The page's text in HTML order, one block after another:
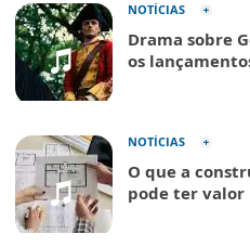
NOTÍCIAS
Drama sobre
os
NOTÍCIAS
O que a
pode ter valor